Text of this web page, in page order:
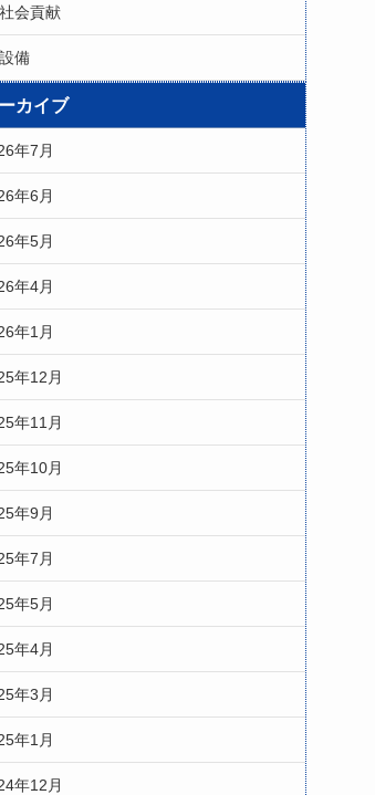
社会貢献
設備
カイブ
年7月
年6月
年5月
年4月
年1月
年12月
年11月
年10月
年9月
年7月
年5月
年4月
年3月
年1月
年12月